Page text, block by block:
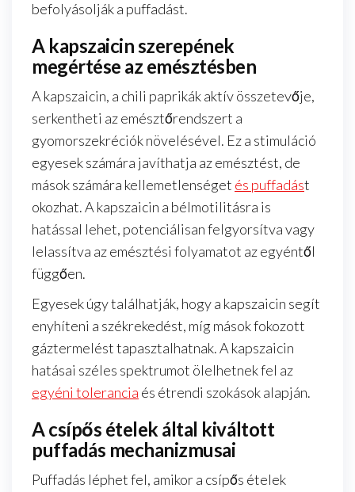
befolyásolják a puffadást.
A kapszaicin szerepének
megértése az emésztésben
A kapszaicin, a chili paprikák aktív összetevője,
serkentheti az emésztőrendszert a
gyomorszekréciók növelésével. Ez a stimuláció
egyesek számára javíthatja az emésztést, de
mások számára kellemetlenséget és puffadást
okozhat. A kapszaicin a bélmotilitásra is
hatással lehet, potenciálisan felgyorsítva vagy
lelassítva az emésztési folyamatot az egyéntől
függően.
Egyesek úgy találhatják, hogy a kapszaicin segít
enyhíteni a székrekedést, míg mások fokozott
gáztermelést tapasztalhatnak. A kapszaicin
hatásai széles spektrumot ölelhetnek fel az
egyéni tolerancia és étrendi szokások alapján.
A csípős ételek által kiváltott
puffadás mechanizmusai
Puffadás léphet fel, amikor a csípős ételek